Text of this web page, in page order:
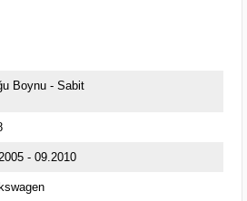
Boynu - Sabit
- 09.2010